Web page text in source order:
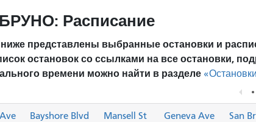
Расписание
представлены выбранные остановки и
остановок со ссылками на все остановки,
времени можно найти в разделе
Bayshore Blvd
Mansell St
Geneva Ave
San